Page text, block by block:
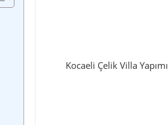
Kocaeli Çelik Villa Yapımı